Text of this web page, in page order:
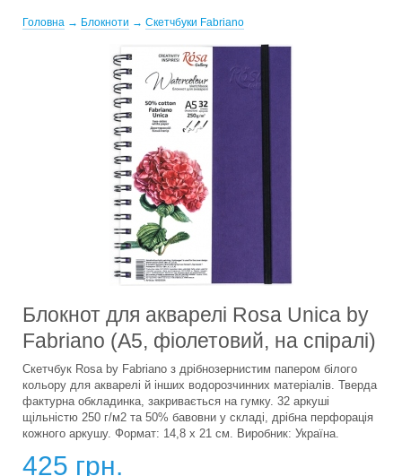
Головна → Блокноти → Скетчбуки Fabriano
Блокнот для акварелі Rosa Unica by
Fabriano (A5, фіолетовий, на спіралі)
Скетчбук Rosa by Fabriano з дрібнозернистим папером білого
кольору для акварелі й інших водорозчинних матеріалів. Тверда
фактурна обкладинка, закривається на гумку. 32 аркуші
щільністю 250 г/м2 та 50% бавовни у складі, дрібна перфорація
кожного аркушу. Формат: 14,8 х 21 см. Виробник: Україна.
425 грн.